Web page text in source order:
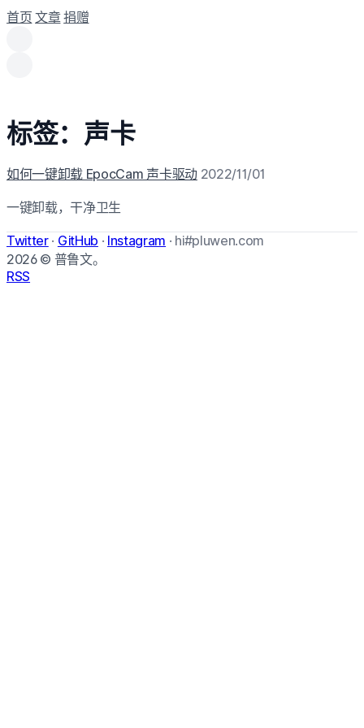
首页 文章捐赠
标签：声卡
如何一键卸载 EpocCam 声卡驱动 2022/11/01
一键卸载，干净卫生
Twitter · GitHub · Instagram · hi#pluwen.com
2026© 普鲁文。
RSS